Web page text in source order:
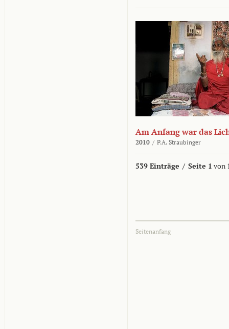
Am Anfang war das
2010 / P.A. Straubinger
539 Einträge / Seite 1 von
Seitenanfang